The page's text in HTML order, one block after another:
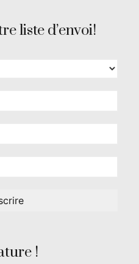
liste d’envoi!
!